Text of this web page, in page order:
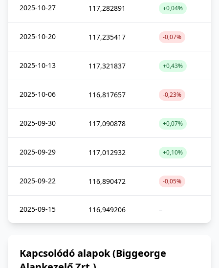
2025-10-27 117,282891 +0,04%
2025-10-20 117,235417 -0,07%
2025-10-13 117,321837 +0,43%
2025-10-06 116,817657 -0,23%
2025-09-30 117,090878 +0,07%
2025-09-29 117,012932 +0,10%
2025-09-22 116,890472 -0,05%
2025-09-15 116,949206 –
Kapcsolódó alapok (Biggeorge